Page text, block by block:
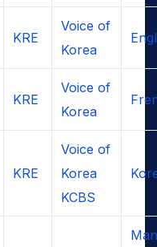
KRE
Voice of
Korea
KRE
Voice of
Korea
KRE
Voice of
Korea
KCBS